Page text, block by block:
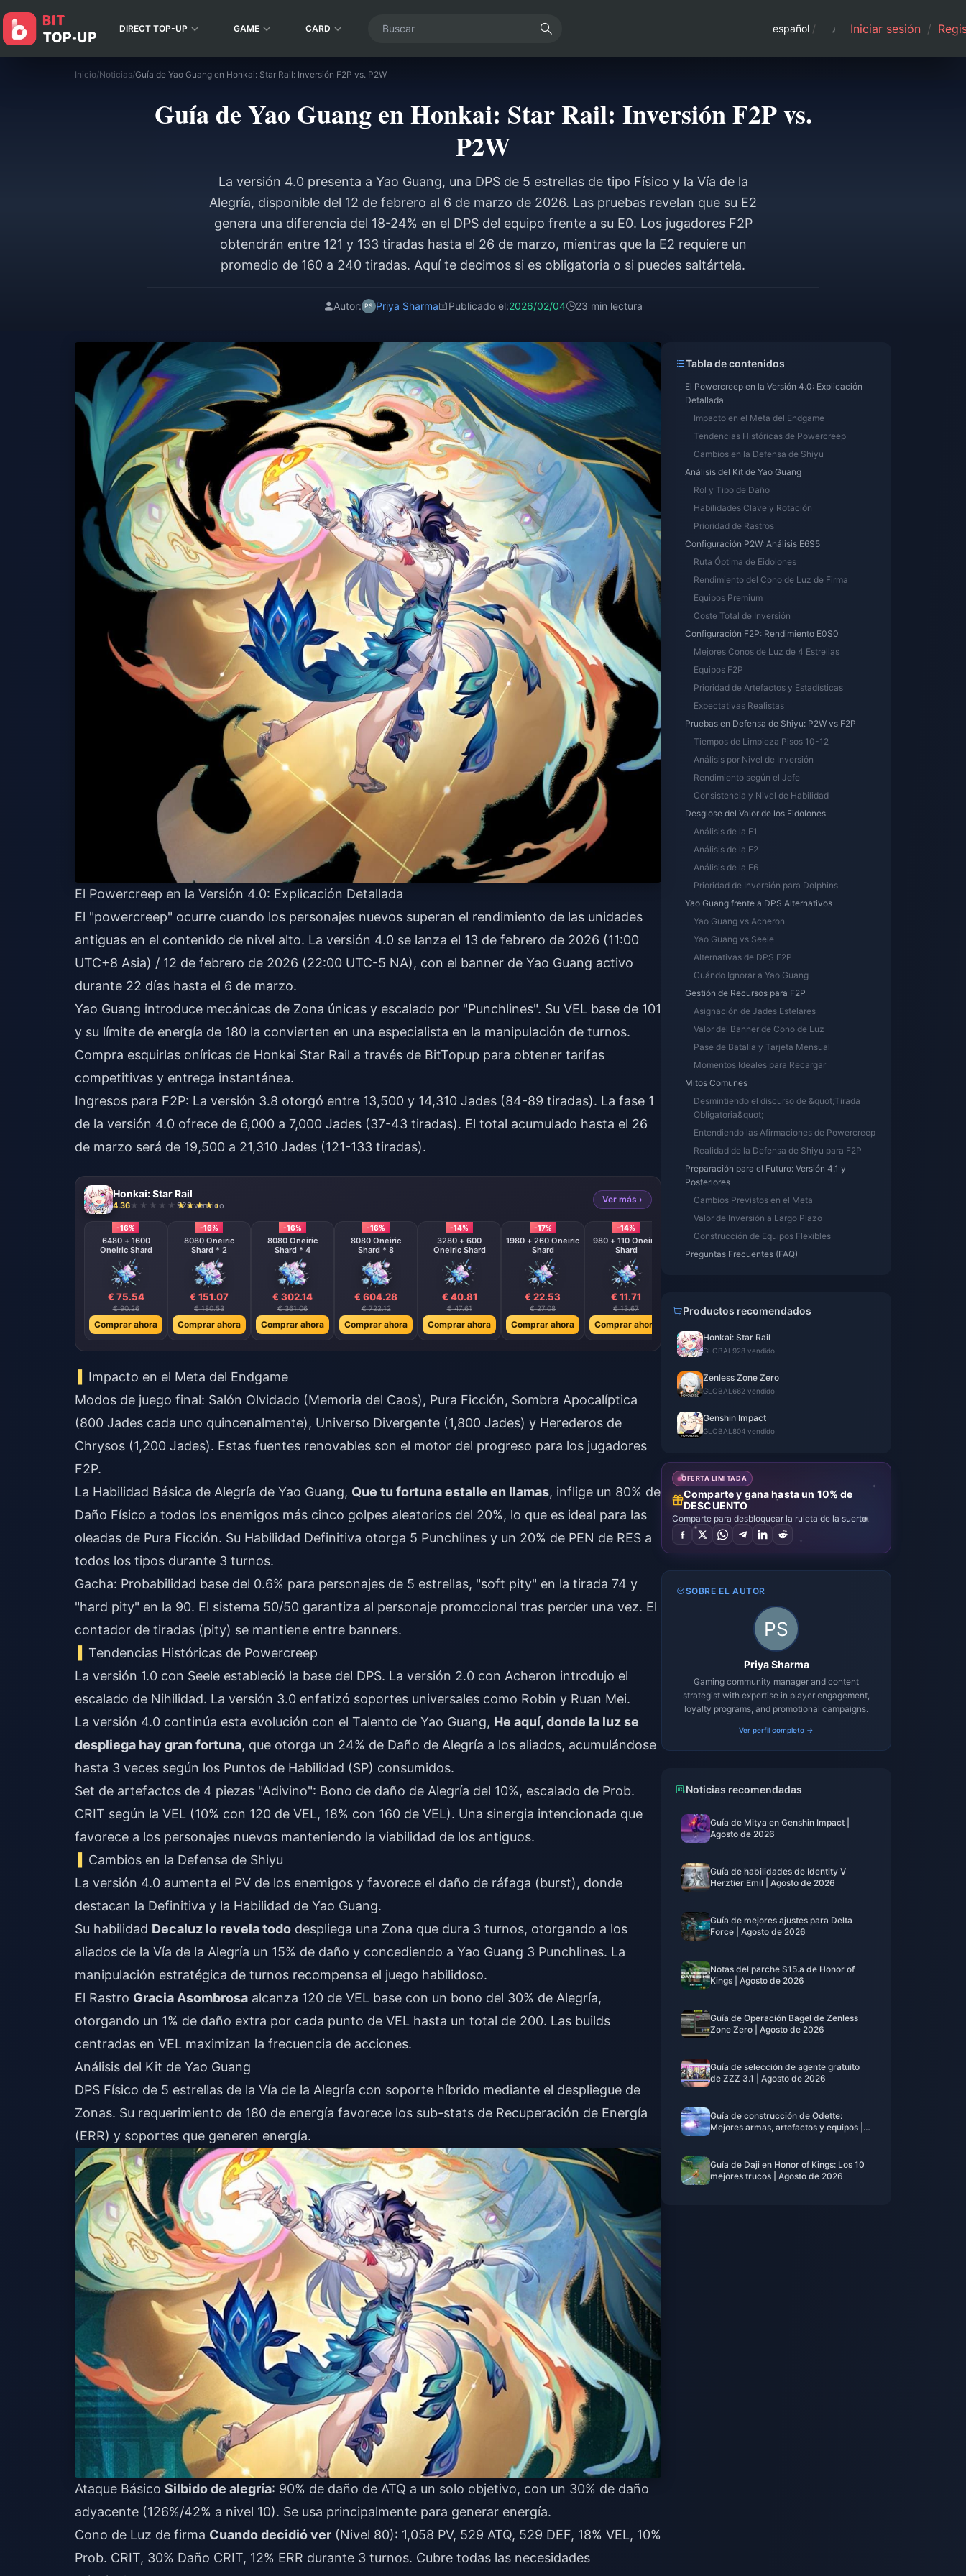
DIRECT TOP-UP GAME CARD español / Iniciar sesión /
Inicio/Noticias/Guía de Yao Guang en Honkai: Star Rail: Inversión F2P vs. P2W
Guía de Yao Guang en Honkai: Star Rail: Inversión F2P vs.
P2W
La versión 4.0 presenta a Yao Guang, una DPS de 5 estrellas de tipo Físico y la Vía de la
Alegría, disponible del 12 de febrero al 6 de marzo de 2026. Las pruebas revelan que su E2
genera una diferencia del 18-24% en el DPS del equipo frente a su E0. Los jugadores F2P
obtendrán entre 121 y 133 tiradas hasta el 26 de marzo, mientras que la E2 requiere un
promedio de 160 a 240 tiradas. Aquí te decimos si es obligatoria o si puedes saltártela.
Autor: Priya Sharma Publicado el:2026/02/04 23 min lectura
El Powercreep en la Versión 4.0: Explicación Detallada
El "powercreep" ocurre cuando los personajes nuevos superan el rendimiento de las unidades
antiguas en el contenido de nivel alto. La versión 4.0 se lanza el 13 de febrero de 2026 (11:00
UTC+8 Asia) / 12 de febrero de 2026 (22:00 UTC-5 NA), con el banner de Yao Guang activo
durante 22 días hasta el 6 de marzo.
Yao Guang introduce mecánicas de Zona únicas y escalado por "Punchlines". Su VEL base de 101
y su límite de energía de 180 la convierten en una especialista en la manipulación de turnos.
Compra esquirlas oníricas de Honkai Star Rail a través de BitTopup para obtener tarifas
competitivas y entrega instantánea.
Ingresos para F2P: La versión 3.8 otorgó entre 13,500 y 14,310 Jades (84-89 tiradas). La fase 1
de la versión 4.0 ofrece de 6,000 a 7,000 Jades (37-43 tiradas). El total acumulado hasta el 26
de marzo será de 19,500 a 21,310 Jades (121-133 tiradas).
Honkai: Star Rail
4.36 928 vendido
Ver más ›
-16%
6480 + 1600
Oneiric Shard
€ 75.54
€ 90.26
Comprar ahora
-16%
8080 Oneiric
Shard * 2
€ 151.07
€ 180.53
Comprar ahora
-16%
8080 Oneiric
Shard * 4
€ 302.14
€ 361.06
Comprar ahora
-16%
8080 Oneiric
Shard * 8
€ 604.28
€ 722.12
Comprar ahora
-14%
3280 + 600
Oneiric Shard
€ 40.81
€ 47.61
Comprar ahora
-17%
1980 + 260 Oneiric
Shard
€ 22.53
€ 27.08
Comprar ahora
-14%
980 + 110 Oneiric
Shard
€ 11.71
€ 13.67
Comprar ahora
Express Supply
Pass
€ 4.51
300 + 30 Oneiric
Shard
€ 4.51
Impacto en el Meta del Endgame
Modos de juego final: Salón Olvidado (Memoria del Caos), Pura Ficción, Sombra Apocalíptica
(800 Jades cada uno quincenalmente), Universo Divergente (1,800 Jades) y Herederos de
Chrysos (1,200 Jades). Estas fuentes renovables son el motor del progreso para los jugadores
F2P.
La Habilidad Básica de Alegría de Yao Guang, Que tu fortuna estalle en llamas, inflige un 80% de
Daño Físico a todos los enemigos más cinco golpes aleatorios del 20%, lo que es ideal para las
oleadas de Pura Ficción. Su Habilidad Definitiva otorga 5 Punchlines y un 20% de PEN de RES a
todos los tipos durante 3 turnos.
Gacha: Probabilidad base del 0.6% para personajes de 5 estrellas, "soft pity" en la tirada 74 y
"hard pity" en la 90. El sistema 50/50 garantiza al personaje promocional tras perder una vez. El
contador de tiradas (pity) se mantiene entre banners.
Tendencias Históricas de Powercreep
La versión 1.0 con Seele estableció la base del DPS. La versión 2.0 con Acheron introdujo el
escalado de Nihilidad. La versión 3.0 enfatizó soportes universales como Robin y Ruan Mei.
La versión 4.0 continúa esta evolución con el Talento de Yao Guang, He aquí, donde la luz se
despliega hay gran fortuna, que otorga un 24% de Daño de Alegría a los aliados, acumulándose
hasta 3 veces según los Puntos de Habilidad (SP) consumidos.
Set de artefactos de 4 piezas "Adivino": Bono de daño de Alegría del 10%, escalado de Prob.
CRIT según la VEL (10% con 120 de VEL, 18% con 160 de VEL). Una sinergia intencionada que
favorece a los personajes nuevos manteniendo la viabilidad de los antiguos.
Cambios en la Defensa de Shiyu
La versión 4.0 aumenta el PV de los enemigos y favorece el daño de ráfaga (burst), donde
destacan la Definitiva y la Habilidad de Yao Guang.
Su habilidad Decaluz lo revela todo despliega una Zona que dura 3 turnos, otorgando a los
aliados de la Vía de la Alegría un 15% de daño y concediendo a Yao Guang 3 Punchlines. La
manipulación estratégica de turnos recompensa el juego habilidoso.
El Rastro Gracia Asombrosa alcanza 120 de VEL base con un bono del 30% de Alegría,
otorgando un 1% de daño extra por cada punto de VEL hasta un total de 200. Las builds
centradas en VEL maximizan la frecuencia de acciones.
Análisis del Kit de Yao Guang
DPS Físico de 5 estrellas de la Vía de la Alegría con soporte híbrido mediante el despliegue de
Zonas. Su requerimiento de 180 de energía favorece los sub-stats de Recuperación de Energía
(ERR) y soportes que generen energía.
Ataque Básico Silbido de alegría: 90% de daño de ATQ a un solo objetivo, con un 30% de daño
adyacente (126%/42% a nivel 10). Se usa principalmente para generar energía.
Cono de Luz de firma Cuando decidió ver (Nivel 80): 1,058 PV, 529 ATQ, 529 DEF, 18% VEL, 10%
Prob. CRIT, 30% Daño CRIT, 12% ERR durante 3 turnos. Cubre todas las necesidades
Tabla de contenidos
El Powercreep en la Versión 4.0: Explicación
Detallada
Impacto en el Meta del Endgame
Tendencias Históricas de Powercreep
Cambios en la Defensa de Shiyu
Análisis del Kit de Yao Guang
Rol y Tipo de Daño
Habilidades Clave y Rotación
Prioridad de Rastros
Configuración P2W: Análisis E6S5
Ruta Óptima de Eidolones
Rendimiento del Cono de Luz de Firma
Equipos Premium
Coste Total de Inversión
Configuración F2P: Rendimiento E0S0
Mejores Conos de Luz de 4 Estrellas
Equipos F2P
Prioridad de Artefactos y Estadísticas
Expectativas Realistas
Pruebas en Defensa de Shiyu: P2W vs F2P
Tiempos de Limpieza Pisos 10-12
Análisis por Nivel de Inversión
Rendimiento según el Jefe
Consistencia y Nivel de Habilidad
Desglose del Valor de los Eidolones
Análisis de la E1
Análisis de la E2
Análisis de la E6
Prioridad de Inversión para Dolphins
Yao Guang frente a DPS Alternativos
Yao Guang vs Acheron
Yao Guang vs Seele
Alternativas de DPS F2P
Cuándo Ignorar a Yao Guang
Gestión de Recursos para F2P
Asignación de Jades Estelares
Valor del Banner de Cono de Luz
Pase de Batalla y Tarjeta Mensual
Momentos Ideales para Recargar
Mitos Comunes
Desmintiendo el discurso de &quot;Tirada
Obligatoria&quot;
Entendiendo las Afirmaciones de Powercreep
Realidad de la Defensa de Shiyu para F2P
Preparación para el Futuro: Versión 4.1 y
Posteriores
Cambios Previstos en el Meta
Valor de Inversión a Largo Plazo
Construcción de Equipos Flexibles
Preguntas Frecuentes (FAQ)
Productos recomendados
Honkai: Star Rail
GLOBAL 928 vendido
Zenless Zone Zero
GLOBAL 662 vendido
Genshin Impact
GLOBAL 804 vendido
OFERTA LIMITADA
Comparte y gana hasta un 10% de
DESCUENTO
Comparte para desbloquear la ruleta de la suerte.
SOBRE EL AUTOR
Priya Sharma
Gaming community manager and content
strategist with expertise in player engagement,
loyalty programs, and promotional campaigns.
Ver perfil completo →
Noticias recomendadas
Guía de Mitya en Genshin Impact |
Agosto de 2026
Guía de habilidades de Identity V
Herztier Emil | Agosto de 2026
Guía de mejores ajustes para Delta
Force | Agosto de 2026
Notas del parche S15.a de Honor of
Kings | Agosto de 2026
Guía de Operación Bagel de Zenless
Zone Zero | Agosto de 2026
Guía de selección de agente gratuito
de ZZZ 3.1 | Agosto de 2026
Guía de construcción de Odette:
Mejores armas, artefactos y equipos |
Guía de Daji en Honor of Kings: Los 10
mejores trucos | Agosto de 2026